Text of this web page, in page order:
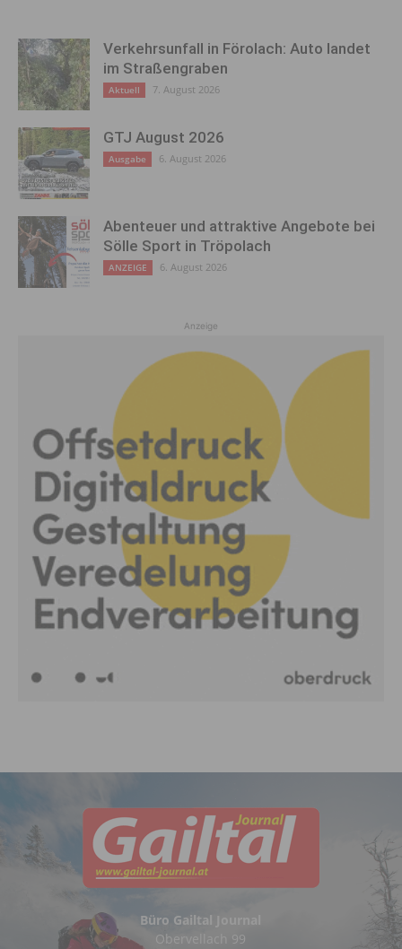
Verkehrsunfall in Förolach: Auto landet
im Straßengraben
Aktuell 7. August 2026
GTJ August 2026
Ausgabe 6. August 2026
Abenteuer und attraktive Angebote bei
Sölle Sport in Tröpolach
ANZEIGE 6. August 2026
Anzeige
Büro Gailtal Journal
Obervellach 99